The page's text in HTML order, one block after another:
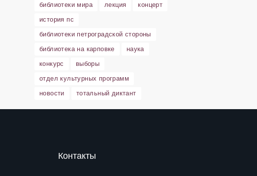
библиотеки мира
лекция
концерт
история пс
библиотеки петроградской стороны
библиотека на карповке
наука
конкурс
выборы
отдел культурных программ
новости
тотальный диктант
Контакты